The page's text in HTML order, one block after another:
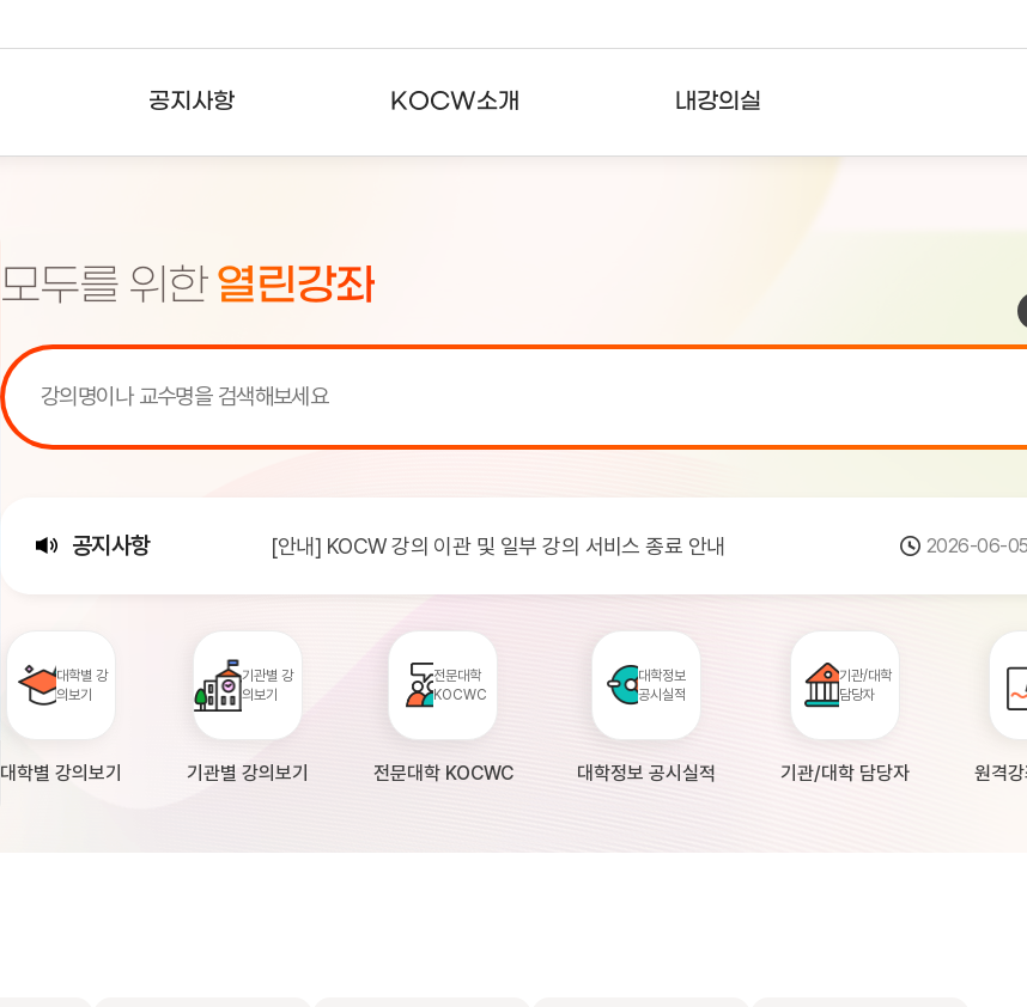
공지사항
주요통계현황
KOCW소개 내강의실
모두를 위한 열린강좌
공지사항
[서비스점검] KOCW 서비스 점검 안내(7월 24일 19:00 ~ 7월... 2026-07-
[안내] KOCW 강의 이관 및 일부 강의 서비스 종료 안내 2026-06-
[안내] 2026년 대학정보공시 대학의 원격강좌 현황 조사 안내(자주묻... 2026-04-
대학별 강
의보기
대학별 강의보기
기관별 강
의보기
기관별 강의보기
전문대학
KOCWC
전문대학 KOCWC
대학정보
공시실적
대학정보 공시실적
기관/대학
담당자
기관/대학 담당자 원격